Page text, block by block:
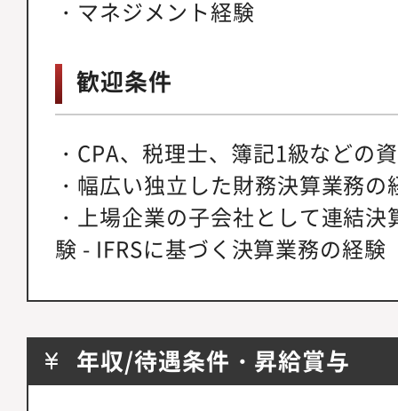
・マネジメント経験
歓迎条件
・CPA、税理士、簿記1級などの
・幅広い独立した財務決算業務
・上場企業の子会社として連結
験 - IFRSに基づく決算業務の経験
年収/待遇条件・昇給賞与